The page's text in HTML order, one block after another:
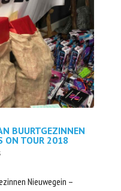
BUURTGEZINNEN
ON TOUR 2018
Nieuwegein –